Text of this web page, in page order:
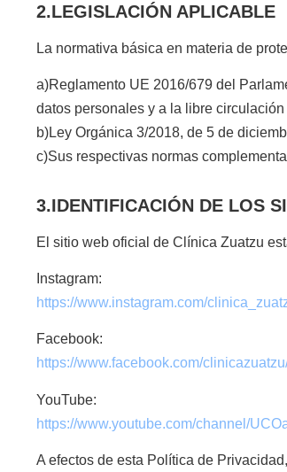
2.LEGISLACIÓN APLICABLE
La normativa básica en materia de
a)Reglamento UE 2016/679 del
datos personales y a la libre circulación
b)Ley Orgánica 3/2018, de 5 de
c)Sus respectivas normas
3.IDENTIFICACIÓN DE LOS
El sitio web oficial de Clínica Zuatzu
Instagram:
https://www.instagram.com/
Facebook:
https://www.facebook.com/
YouTube:
https://www.youtube.com/channel/
A efectos de esta Política de